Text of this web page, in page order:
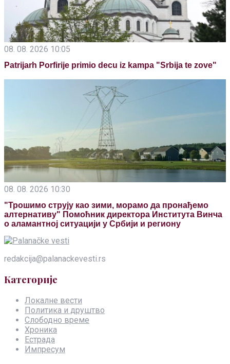
08. 08. 2026 10:05
Patrijarh Porfirije primio decu iz kampa "Srbija te zove"
08. 08. 2026 10:30
"Трошимо струју као зими, морамо да пронађемо
алтернативу" Помоћник директора Института Винча
о аламантној ситуацији у Србији и региону
redakcija@palanackevesti.rs
Категорије
Локалне вести
Политика и друштво
Слободно време
Хроника
Естрада
Импресум